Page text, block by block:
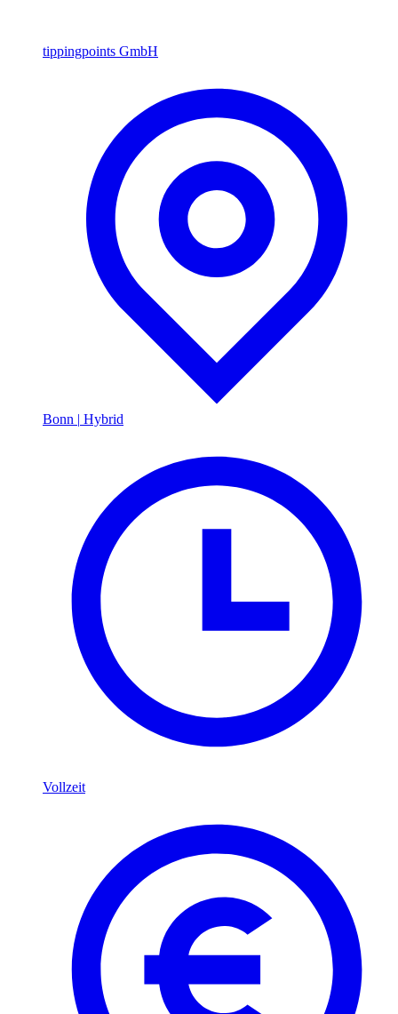
tippingpoints GmbH
Bonn | Hybrid
Vollzeit